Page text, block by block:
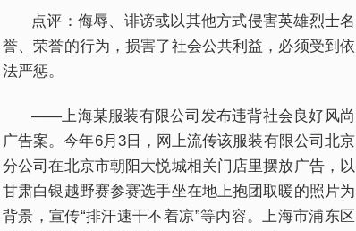
点评：侮辱、诽谤或以其他方式侵害英雄烈士名
誉、荣誉的行为，损害了社会公共利益，必须受到依
法严惩。
——上海某服装有限公司发布违背社会良好风尚
广告案。今年6月3日，网上流传该服装有限公司北京
分公司在北京市朝阳大悦城相关门店里摆放广告，以
甘肃白银越野赛参赛选手坐在地上抱团取暖的照片为
背景，宣传“排汗速干不着凉”等内容。上海市浦东区